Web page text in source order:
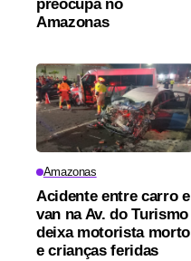
preocupa no
Amazonas
Amazonas
Acidente entre carro e
van na Av. do Turismo
deixa motorista morto
e crianças feridas